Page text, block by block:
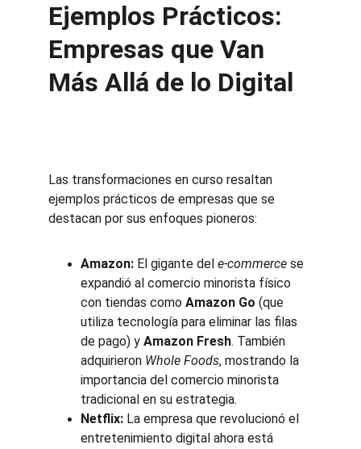
Ejemplos Prácticos:
Empresas que Van
Más Allá de lo Digital
Las transformaciones en curso resaltan
ejemplos prácticos de empresas que se
destacan por sus enfoques pioneros:
Amazon: El gigante del e-commerce se
expandió al comercio minorista físico
con tiendas como Amazon Go (que
utiliza tecnología para eliminar las filas
de pago) y Amazon Fresh. También
adquirieron Whole Foods, mostrando la
importancia del comercio minorista
tradicional en su estrategia.
Netflix: La empresa que revolucionó el
entretenimiento digital ahora está